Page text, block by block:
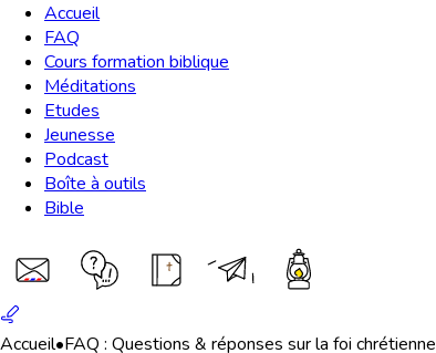
Accueil
FAQ
Cours formation biblique
Méditations
Etudes
Jeunesse
Podcast
Boîte à outils
Bible
Accueil•FAQ : Questions & réponses sur la foi chrétienne